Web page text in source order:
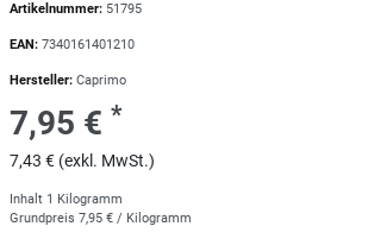
Artikelnummer: 51795
EAN: 7340161401210
Hersteller: Caprimo
7,95 € *
7,43 € (exkl. MwSt.)
Inhalt 1
Kilogramm
Grundpreis 7,95 € / Kilogramm